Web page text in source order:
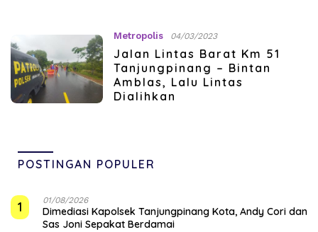
Metropolis 04/03/2023
Jalan Lintas Barat Km 51
Tanjungpinang – Bintan
Amblas, Lalu Lintas
Dialihkan
POSTINGAN POPULER
1 01/08/2026
Dimediasi Kapolsek Tanjungpinang Kota, Andy Cori dan
Sas Joni Sepakat Berdamai